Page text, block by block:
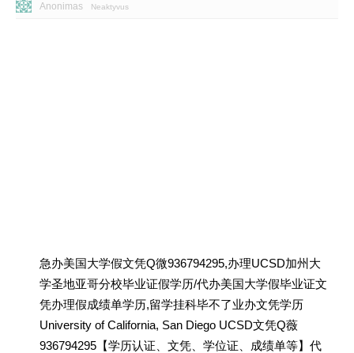
Anonimas Neaktyvus
急办美国大学假文凭Q微936794295,办理UCSD加州大
学圣地亚哥分校毕业证假学历/代办美国大学假毕业证文
凭办理假成绩单学历,留学挂科毕不了业办文凭学历
University of California, San Diego UCSD文凭Q薇
936794295【学历认证、文凭、学位证、成绩单等】代